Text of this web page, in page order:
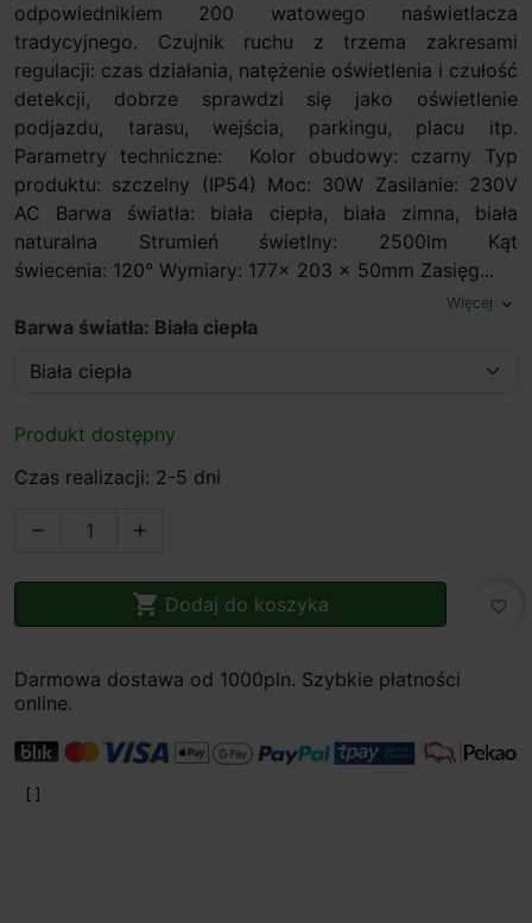
odpowiednikiem 200 watowego naświetlacza
tradycyjnego. Czujnik ruchu z trzema zakresami
regulacji: czas działania, natężenie oświetlenia i czułość
detekcji, dobrze sprawdzi się jako oświetlenie
podjazdu, tarasu, wejścia, parkingu, placu itp.
Parametry techniczne: Kolor obudowy: czarny Typ
produktu: szczelny (IP54) Moc: 30W Zasilanie: 230V
AC Barwa światła: biała ciepła, biała zimna, biała
naturalna Strumień świetlny: 2500lm Kąt
świecenia: 120° Wymiary: 177x 203 x 50mm Zasięg...
Więcej expand_more
Barwa światła: Biała ciepła
Produkt dostępny
Czas realizacji: 2-5 dni
 
 Dodaj do koszyka favorite_border
Darmowa dostawa od 1000pln. Szybkie płatności
online.